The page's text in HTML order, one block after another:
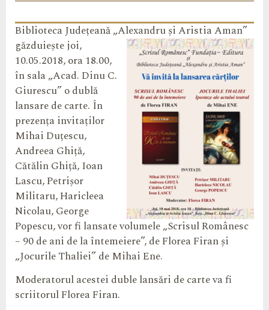
Biblioteca Județeană „Alexandru și Aristia Aman”
găzduieștejoi,
10.05.2018, ora 18.00,
în sala „Acad. Dinu C.
Giurescu” o dublă
lansare de carte. În
prezența invitaților
Mihai Duțescu,
Andreea Ghiță,
Cătălin Ghiță, Ioan
Lascu, Petrișor
Militaru, Haricleea
Nicolau, George
Popescu, vor fi lansate volumele „Scrisul Românesc
– 90 de ani de la întemeiere”, de Florea Firan și
„Jocurile Thaliei” de Mihai Ene.
Moderatorul acestei duble lansări de carte va fi
scriitorul Florea Firan.